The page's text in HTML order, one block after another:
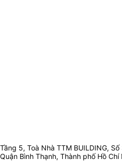
Tầng 5, Toà Nhà TTM BUILDING,
Quận Bình Thạnh, Thành phố Hồ Chí